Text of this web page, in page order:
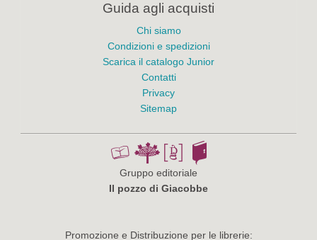
Guida agli acquisti
Chi siamo
Condizioni e spedizioni
Scarica il catalogo Junior
Contatti
Privacy
Sitemap
Gruppo editoriale
Il pozzo di Giacobbe
Promozione e Distribuzione per le librerie: